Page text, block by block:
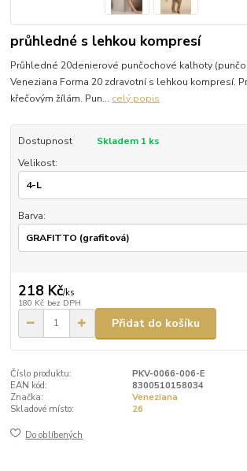
průhledné s lehkou kompresí
Průhledné 20denierové punčochové kalhoty
Veneziana Forma 20 zdravotní s lehkou kompresí.
křečovým žílám. Pun... celý popis
Dostupnost
Skladem 1 ks
Velikost:
Barva:
218 Kč/ks
180 Kč bez DPH
Přidat do košíku
Číslo produktu:
PKV-0066-006-E
EAN kód:
8300510158034
Značka:
Veneziana
Skladové místo:
26
Do oblíbených